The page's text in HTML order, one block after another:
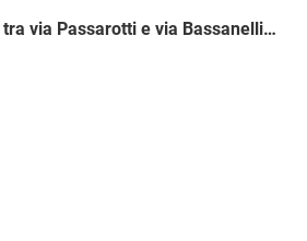
Nel tratto di via di Corticella compreso tra via Passarotti e via Bassanelli il cantiere si sposta al centro della strada, lasciando una corsia per senso di marcia ai margini della carreggiata